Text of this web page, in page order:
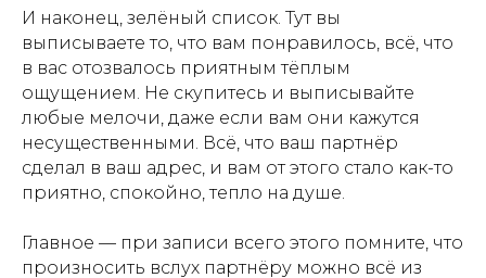
И наконец, зелёный список. Тут вы
выписываете то, что вам понравилось, всё, что
в вас отозвалось приятным тёплым
ощущением. Не скупитесь и выписывайте
любые мелочи, даже если вам они кажутся
несущественными. Всё, что ваш партнёр
сделал в ваш адрес, и вам от этого стало как-то
приятно, спокойно, тепло на душе.
Главное — при записи всего этого помните, что
произносить вслух партнёру можно всё из